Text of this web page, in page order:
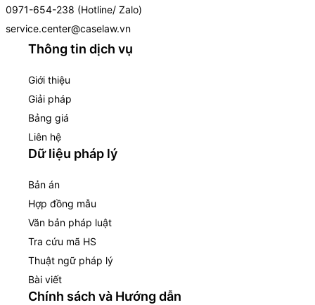
0971-654-238 (Hotline/ Zalo)
service.center@caselaw.vn
Thông tin dịch vụ
Giới thiệu
Giải pháp
Bảng giá
Liên hệ
Dữ liệu pháp lý
Bản án
Hợp đồng mẫu
Văn bản pháp luật
Tra cứu mã HS
Thuật ngữ pháp lý
Bài viết
Chính sách và Hướng dẫn